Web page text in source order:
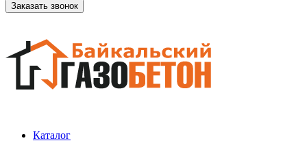
Заказать звонок
Каталог